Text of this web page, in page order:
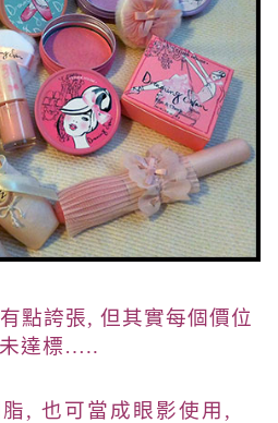
點誇張, 但其實每個價位
達標…..
, 也可當成眼影使用,